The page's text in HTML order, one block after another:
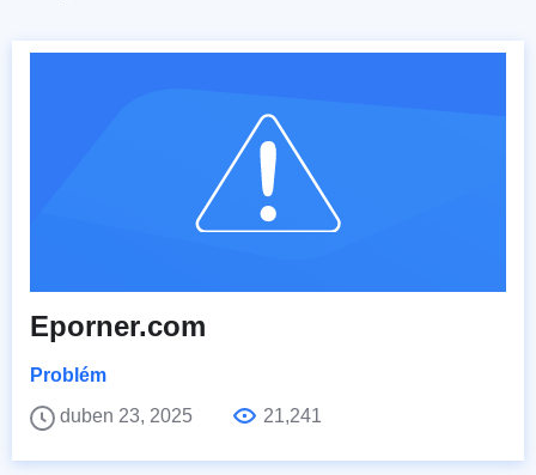
Eporner.com
Problém
duben 23, 2025
21,241